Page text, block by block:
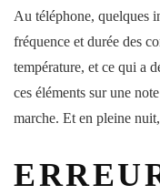
Au téléphone, quelques
fréquence et durée des
température, et ce qui a
ces éléments sur une
marche. Et en pleine